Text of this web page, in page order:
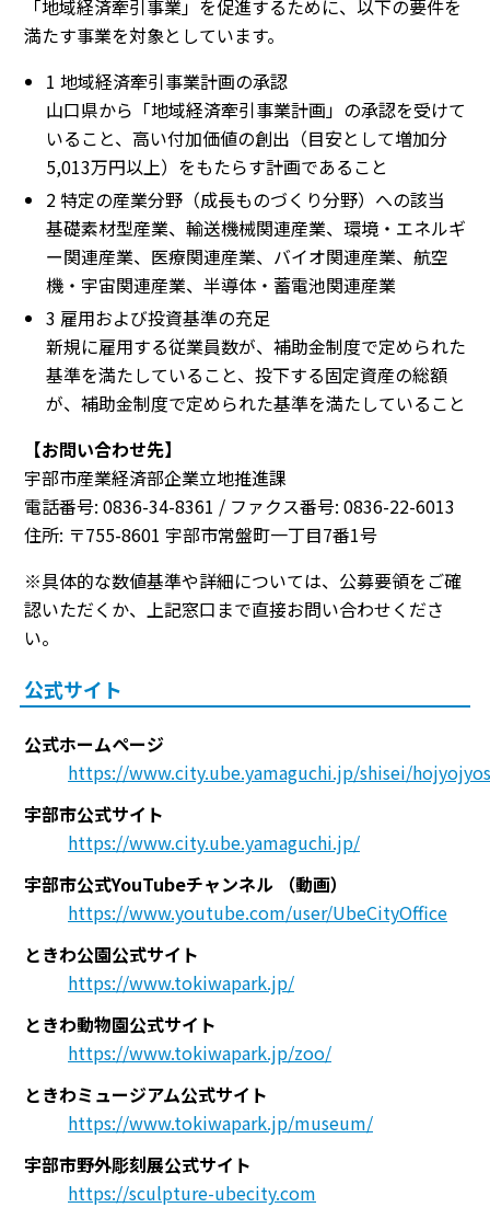
「地域経済牽引事業」を促進するために、以下の要件を
満たす事業を対象としています。
1 地域経済牽引事業計画の承認
山口県から「地域経済牽引事業計画」の承認を受けて
いること、高い付加価値の創出（目安として増加分
5,013万円以上）をもたらす計画であること
2 特定の産業分野（成長ものづくり分野）への該当
基礎素材型産業、輸送機械関連産業、環境・エネルギ
ー関連産業、医療関連産業、バイオ関連産業、航空
機・宇宙関連産業、半導体・蓄電池関連産業
3 雇用および投資基準の充足
新規に雇用する従業員数が、補助金制度で定められた
基準を満たしていること、投下する固定資産の総額
が、補助金制度で定められた基準を満たしていること
【お問い合わせ先】
宇部市産業経済部企業立地推進課
電話番号: 0836-34-8361 / ファクス番号: 0836-22-6013
住所: 〒755-8601 宇部市常盤町一丁目7番1号
※具体的な数値基準や詳細については、公募要領をご確
認いただくか、上記窓口まで直接お問い合わせくださ
い。
公式サイト
公式ホームページ
https://www.city.ube.yamaguchi.jp/shisei/
宇部市公式サイト
https://www.city.ube.yamaguchi.jp/
宇部市公式YouTubeチャンネル
（動画）
https://www.youtube.com/user/UbeCityOffice
ときわ公園公式サイト
https://www.tokiwapark.jp/
ときわ動物園公式サイト
https://www.tokiwapark.jp/zoo/
ときわミュージアム公式サイト
https://www.tokiwapark.jp/museum/
宇部市野外彫刻展公式サイト
https://sculpture-ubecity.com